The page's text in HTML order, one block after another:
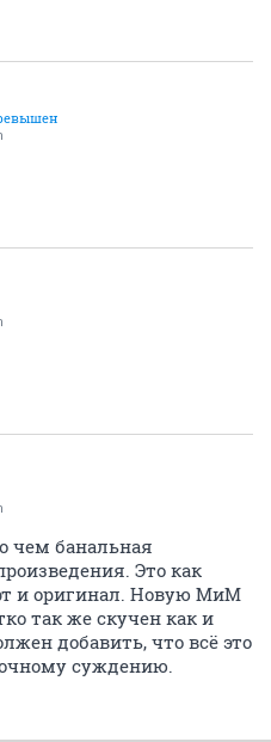
чем банальная
Это как
и оригинал. Новую МиМ
так же скучен как и
добавить, что всё это
суждению.